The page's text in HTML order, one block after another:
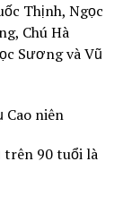
Thịnh, Ngọc
Chú Hà
Sương và Vũ
niên
trên 90 tuổi là